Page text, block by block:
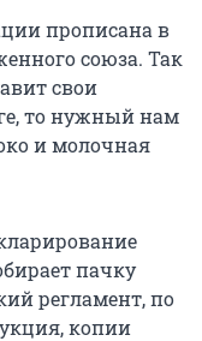
прописана в
союза. Так
свои
то нужный нам
и молочная
пачку
регламент, по
копии